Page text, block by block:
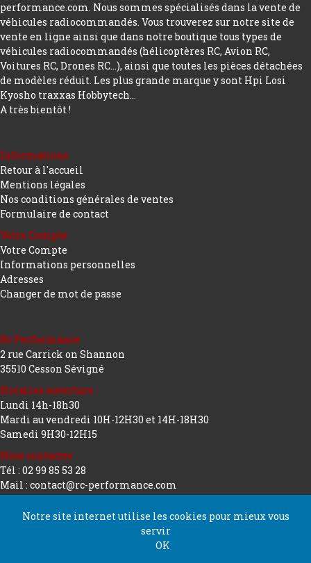
performance.com. Nous sommes spécialisés dans la vente de
véhicules radiocommandés. Vous trouverez sur notre site de
vente en ligne ainsi que dans notre boutique tous types de
véhicules radiocommandés (hélicoptères RC, Avion RC,
Voitures RC, Drones RC…), ainsi que toutes les pièces détachées
de modèles réduit. Les plus grande marque y sont Hpi Losi
Kyosho traxxas Hobbytech...
A très bientôt !
Informations
Retour à l'accueil
Mentions légales
Nos conditions générales de ventes
Formulaire de contact
Votre Compte
Votre Compte
Informations personnelles
Adresses
Changer de mot de passe
Rc Performance
2 rue Carrick on Shannon
35510 Cesson Sévigné
Horaires ouverture :
Lundi 14h-18h30
Mardi au vendredi 10H-12H30 et 14H-18H30
Samedi 9H30-12H15
Nous contacter
Tél : 02 99 85 53 28
Mail : contact@rc-performance.com
Copyright 2026 tous droits réservés
Notre site internet utilise les cookies pour mieux vous
servir
OK